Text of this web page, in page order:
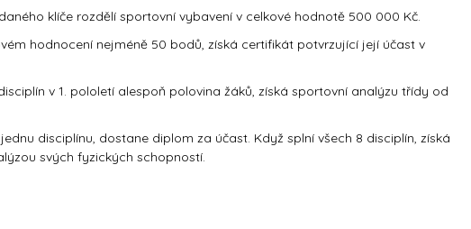
klíče rozdělí sportovní vybavení v celkové hodnotě 500 000 Kč.
hodnocení nejméně 50 bodů, získá certifikát potvrzující její účast v
v 1. pololetí alespoň polovina žáků, získá sportovní analýzu třídy od
disciplínu, dostane diplom za účast. Když splní všech 8 disciplín, získá
svých fyzických schopností.